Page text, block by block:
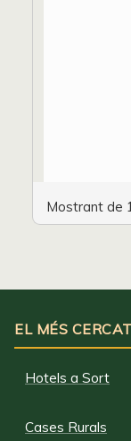
Mostrant de
EL MÉS CERCAT
Hotels a Sort
Cases Rurals